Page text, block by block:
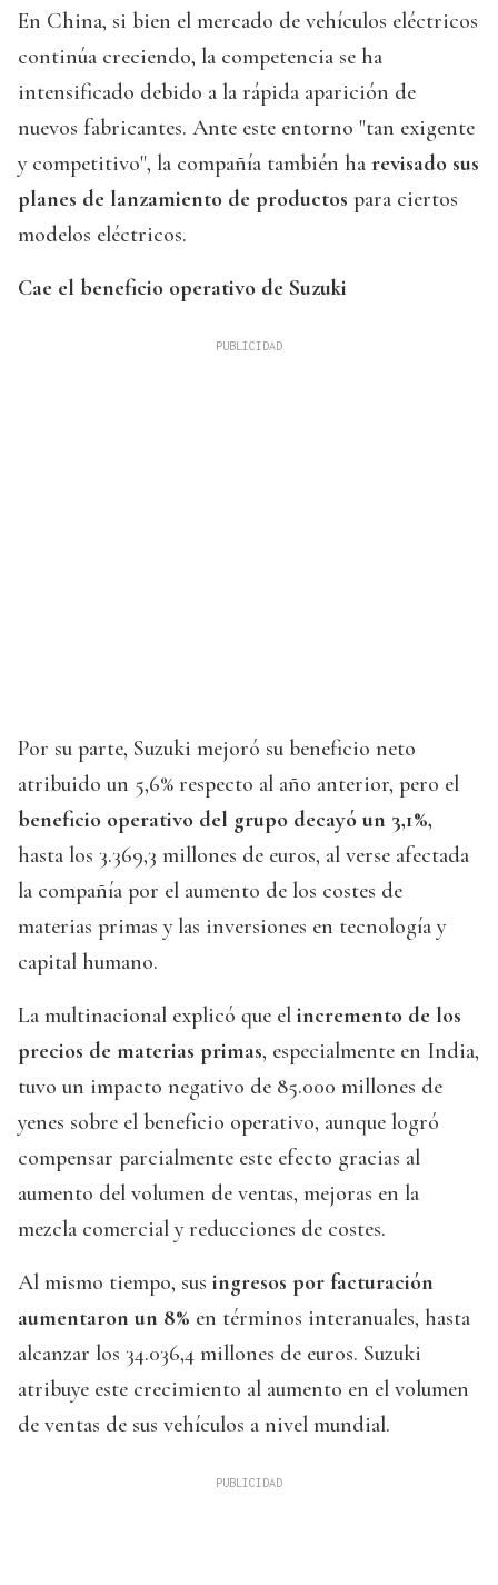
En China, si bien el mercado de vehículos eléctricos
continúa creciendo, la competencia se ha
intensificado debido a la rápida aparición de
nuevos fabricantes. Ante este entorno "tan exigente
y competitivo", la compañía también ha revisado sus
planes de lanzamiento de productos para ciertos
modelos eléctricos.
Cae el beneficio operativo de Suzuki
Por su parte, Suzuki mejoró su beneficio neto
atribuido un 5,6% respecto al año anterior, pero el
beneficio operativo del grupo decayó un 3,1%,
hasta los 3.369,3 millones de euros, al verse afectada
la compañía por el aumento de los costes de
materias primas y las inversiones en tecnología y
capital humano.
La multinacional explicó que el incremento de los
precios de materias primas, especialmente en India,
tuvo un impacto negativo de 85.000 millones de
yenes sobre el beneficio operativo, aunque logró
compensar parcialmente este efecto gracias al
aumento del volumen de ventas, mejoras en la
mezcla comercial y reducciones de costes.
Al mismo tiempo, sus ingresos por facturación
aumentaron un 8% en términos interanuales, hasta
alcanzar los 34.036,4 millones de euros. Suzuki
atribuye este crecimiento al aumento en el volumen
de ventas de sus vehículos a nivel mundial.